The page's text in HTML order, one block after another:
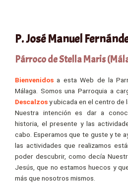
P. José Manuel
Párroco de Stella Maris
Bienvenidos a esta Web de la
Málaga. Somos una Parroquia a
Descalzosy ubicada en el centro de
Nuestra intención es dar a
historia, el presente y las
cabo. Esperamos que te guste y te
las actividades que realizamos
poder descubrir, como decía
Jesús, que no estamos huecos y
más que nosotros mismos.